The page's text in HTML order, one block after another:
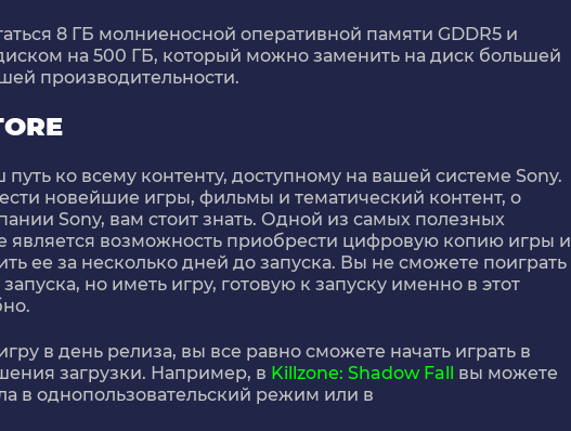
8 ГБ молниеносной оперативной памяти GDDR5 и
на 500 ГБ, который можно заменить на диск большей
производительности.
ко всему контенту, доступному на вашей системе Sony.
новейшие игры, фильмы и тематический контент, о
Sony, вам стоит знать. Одной из самых полезных
является возможность приобрести цифровую копию игры и
ее за несколько дней до запуска. Вы не сможете поиграть
но иметь игру, готовую к запуску именно в этот
в день релиза, вы все равно сможете начать играть в
загрузки. Например, в Killzone: Shadow Fall вы можете
в однопользовательский режим или в